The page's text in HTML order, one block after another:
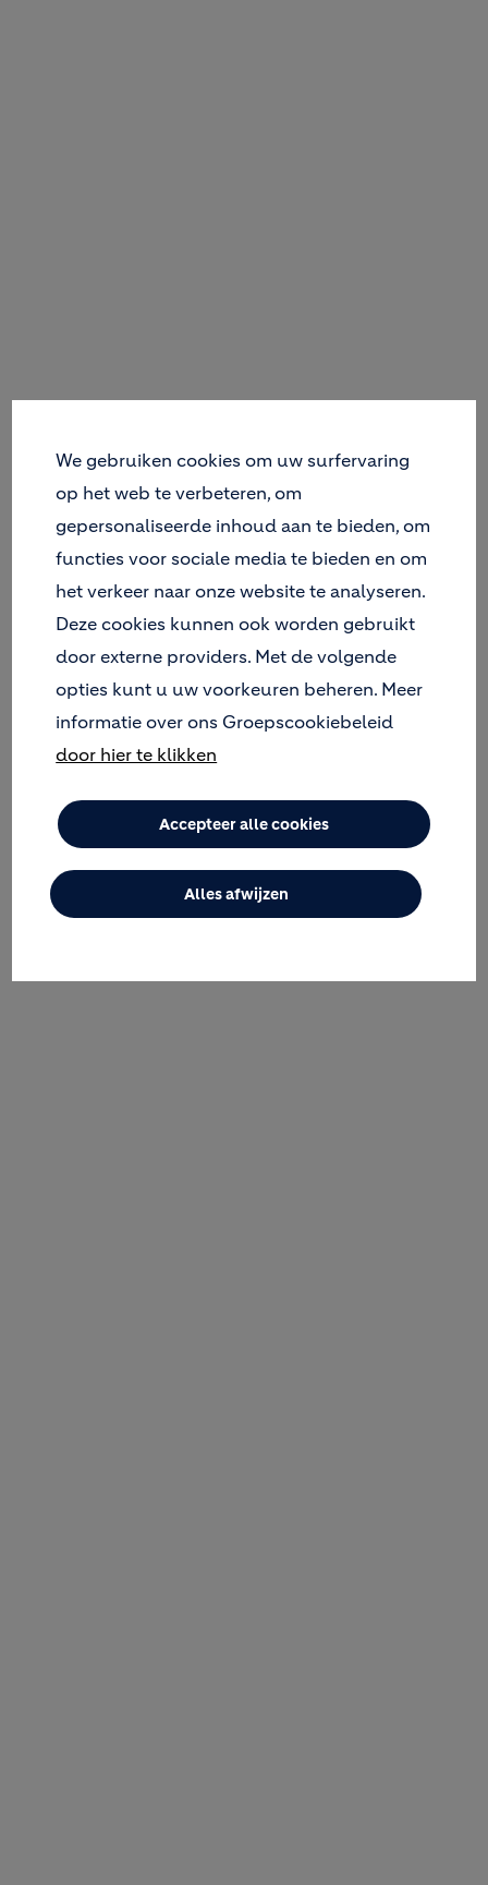
We gebruiken cookies om uw surfervaring
op het web te verbeteren, om
gepersonaliseerde inhoud aan te bieden, om
functies voor sociale media te bieden en om
het verkeer naar onze website te analyseren.
Deze cookies kunnen ook worden gebruikt
door externe providers. Met de volgende
opties kunt u uw voorkeuren beheren. Meer
informatie over ons Groepscookiebeleid
door hier te klikken
Accepteer alle cookies
Alles afwijzen